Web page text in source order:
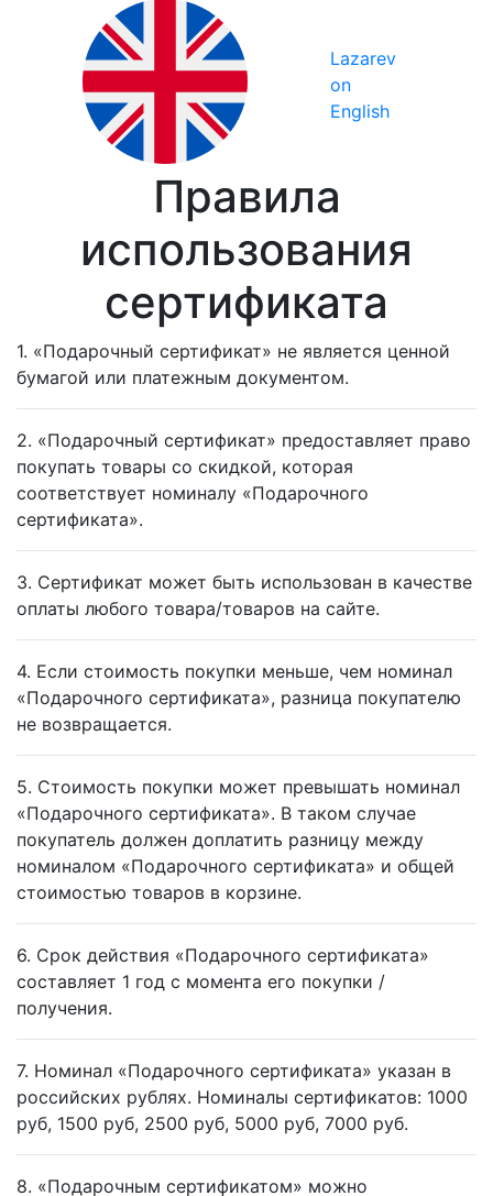
Lazarev
on
English
Правила
использования
сертификата
1. «Подарочный сертификат» не является ценной
бумагой или платежным документом.
2. «Подарочный сертификат» предоставляет право
покупать товары со скидкой, которая
соответствует номиналу «Подарочного
сертификата».
3. Сертификат может быть использован в качестве
оплаты любого товара/товаров на сайте.
4. Если стоимость покупки меньше, чем номинал
«Подарочного сертификата», разница покупателю
не возвращается.
5. Стоимость покупки может превышать номинал
«Подарочного сертификата». В таком случае
покупатель должен доплатить разницу между
номиналом «Подарочного сертификата» и общей
стоимостью товаров в корзине.
6. Срок действия «Подарочного сертификата»
составляет 1 год с момента его покупки /
получения.
7. Номинал «Подарочного сертификата» указан в
российских рублях. Номиналы сертификатов: 1000
руб, 1500 руб, 2500 руб, 5000 руб, 7000 руб.
8. «Подарочным сертификатом» можно